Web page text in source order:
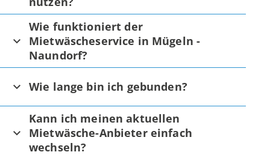
Wie funktioniert der
Mietwäscheservice in Mügeln -
Naundorf?
Wie lange bin ich gebunden?
Kann ich meinen aktuellen
Mietwäsche-Anbieter einfach
wechseln?